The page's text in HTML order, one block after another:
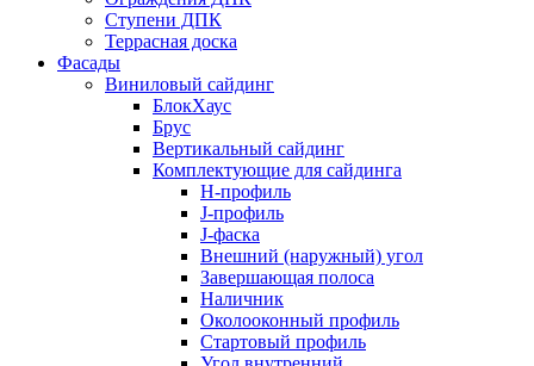
Ступени ДПК
Террасная доска
Фасады
Виниловый сайдинг
БлокХаус
Брус
Вертикальный сайдинг
Комплектующие для сайдинга
H-профиль
J-профиль
J-фаска
Внешний (наружный) угол
Завершающая полоса
Наличник
Околооконный профиль
Стартовый профиль